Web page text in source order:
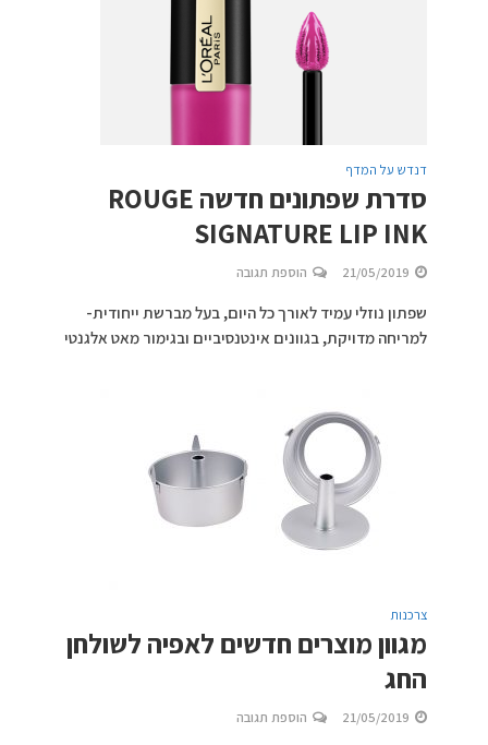
דנדש על המדף
סדרת שפתונים חדשה ROUGE
SIGNATURE LIP INK
21/05/2019 הוספת תגובה
שפתון נוזלי עמיד לאורך כל היום, בעל מברשת ייחודית-
למריחה מדויקת, בגוונים אינטנסיביים ובגימור מאט אלגנטי
צרכנות
מגוון מוצרים חדשים לאפיה לשולחן
החג
21/05/2019 הוספת תגובה